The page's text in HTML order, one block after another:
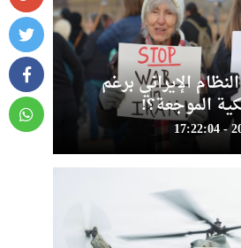
الإيراني برغم
الموجعة؟!